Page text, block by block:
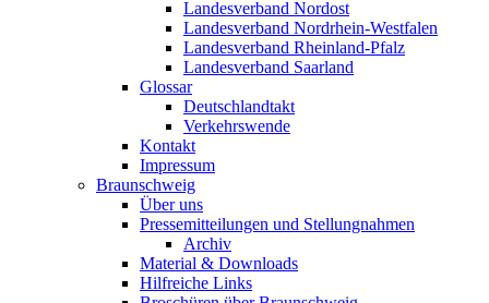
Landesverband Nordost
Landesverband Nordrhein-Westfalen
Landesverband Rheinland-Pfalz
Landesverband Saarland
Glossar
Deutschlandtakt
Verkehrswende
Kontakt
Impressum
Braunschweig
Über uns
Pressemitteilungen und Stellungnahmen
Archiv
Material & Downloads
Hilfreiche Links